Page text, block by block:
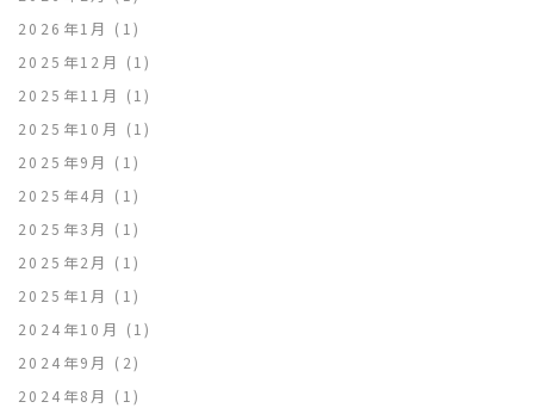
2026年1月
(1)
2025年12月
(1)
2025年11月
(1)
2025年10月
(1)
2025年9月
(1)
2025年4月
(1)
2025年3月
(1)
2025年2月
(1)
2025年1月
(1)
2024年10月
(1)
2024年9月
(2)
2024年8月
(1)